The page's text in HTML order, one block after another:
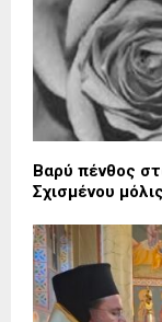
Βαρύ πένθος
Σχισμένου